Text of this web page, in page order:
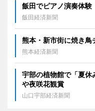
飯田でピアノ演奏体
飯田経済新聞
熊本・新市街に焼き
熊本経済新聞
宇部の植物館で「夏
や夜咲花観賞
山口宇部経済新聞